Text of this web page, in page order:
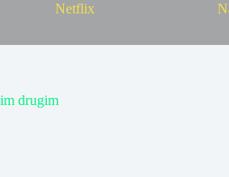
Netflix
drugim